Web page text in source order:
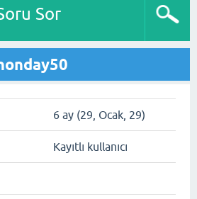
Sor
6 ay (29, Ocak, 29)
Kayıtlı kullanıcı